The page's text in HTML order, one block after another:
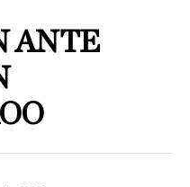
ANTE